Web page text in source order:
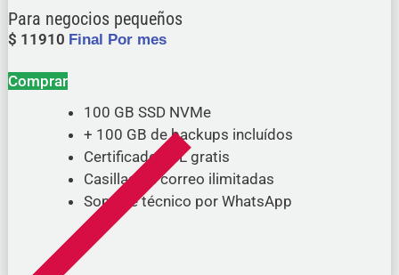
Para negocios pequeños
$ 11910 Final Por mes
100 GB SSD NVMe
+ 100 GB de backups incluídos
Certificado SSL gratis
Casillas de correo ilimitadas
Soporte técnico por WhatsApp
Comprar